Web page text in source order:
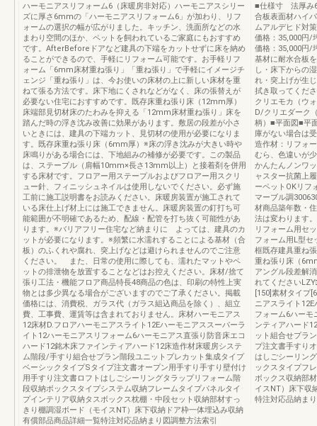
ハーモニアスリフォーム6（床暖房非対応）ハーモニアスシリー
ズに厚さ6mmの「ハーモニアスリフォーム6」が加わり、リフ
ォームの選択の幅が広がりました。キッチン、洗面所などの水
まわり空間のほか、ペットを飼われているご家庭にもおすすめ
です。AfterBeforeドアなど建具の下端をカットせずに床を納め
ることができるので、手軽にリフォーム可能です。お手軽リフ
ォーム「6mm床材重ね張り」「重ね張り」で手軽にイメージチ
ェンジ「重ね張り」は、今お使いの床材の上に新しい床材を重
ねて張る方法です。床下地にくされなどがなく、床の張替えが
必要ない住宅におすすめです。既存床重ね張り床（12mm厚）
床端部見切材床のたわみを抑える「12mm床材重ね張り」床を
踏んだ時の浮き沈み改善に効果があります。敷居の段差が小さ
いときには、建具の下端カット、見切材の使用が必要になりま
す。既存床重ね張り床（6mm厚）※床の浮き沈みが大きい時や
床鳴りがある場合には、下地組みの補修が必要です。この製品
は、ステープル（肩幅10mm×長さ13mm以上）と接着剤を併用
する床材です。フロアー用ステープルおよびフロアー用スクリ
ュー針、フィニッシュネイルは使用しないでください。必ず施
工前に施工説明書をお読みください。床暖房装置が施工されて
いる床仕上げ材上には施工できません。床暖房装置の釘打ち可
能範囲が不明確であるため、配線・配管を打ち抜く可能性があ
ります。※バリアフリー住宅など納まりに よっては、建具のカ
ットが必要になります。※頻繁に水濡れすることによる基材（合
板）のふくれや腐れ、突上げなどは避けられませんのでご注意
ください。 また、日常の使用に際しても、濡れたマットやペ
ットの排泄物を放置することなどはお控えください。床材/捨て
張り工法・機能フロア商品特長48商品の色は、印刷の特性上実
物とは多少異なる場合がございますのでご了承ください。掲載
価格には、消費税、ガラス代（ガラス組込商品を除く）、組立
費、工事費、運賃等は含まれておりません。床材ハーモニアス
12床材D.フロアハーモニアスライト12Eハーモニアススーパーラ
イト12ハーモニアスリフォーム6ハーモニアス直張り防音床エコ
ハード12銘木床ファインティアハード12床造作材床暖房システ
ム階段/手すり組合せプラン階段ユニットプレカット集成タイプ
ベーシックタイプSタイプ注文書オープン用手すり手すり壁付け
用手すり注文書ロフトはしごシーリングタラップリフォーム階
段収納ボックスタイプシステム収納フレームタイプパネルタイ
プインテリア収納タスボックス枕棚・中段セット収納部材すっ
きり棚調湿ボード（モイスNT）床下収納ドア枠一体埋込み収納
有償部品商品詳細一覧特注対応品納まり図調整方法索引
■仕様寸 法厚み
合板表面材ハイ
ムアルデヒド対
価格：35,000円/
価格：35,000円/
基材に耐水合板
し・床下からの
れ・突上げが生
拭き取ってくだ
クリエモカ（ウ
D/クリエダーク
柄）■平面図■平
庫がない場合は
造作材：リフォ
むら、色違いが
かんたんノンワ
ャスター抗菌上
ーペットOKリフ
マーブル調
材商品築年数・
法は変わります
リフォーム用セ
フォーム用L型セ
框既存建具重ね
重ね張り床（
アングル段差解
れてください
[150]素材タイプ
ニアスライト
フォーム6ハーモ
ンティアハード
ット組合せプラ
プ注文書手すり
はしごシーリン
ックスタイプフ
ボックス収納部
イスNT）床下収
特注対応品納ま